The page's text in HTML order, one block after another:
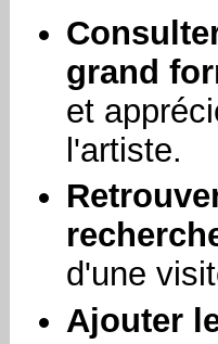
grand
et
l'artiste.
d'une
Ajouter